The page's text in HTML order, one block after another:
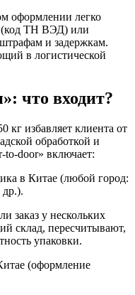
оформлении легко
(код ТН ВЭД) или
и задержкам.
в логистической
что входит?
кг избавляет клиента от
обработкой и
включает:
в Китае (любой город:
заказ у нескольких
склад, пересчитывают,
упаковки.
(оформление